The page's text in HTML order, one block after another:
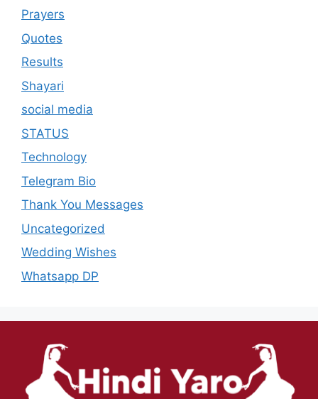
Prayers
Quotes
Results
Shayari
social media
STATUS
Technology
Telegram Bio
Thank You Messages
Uncategorized
Wedding Wishes
Whatsapp DP